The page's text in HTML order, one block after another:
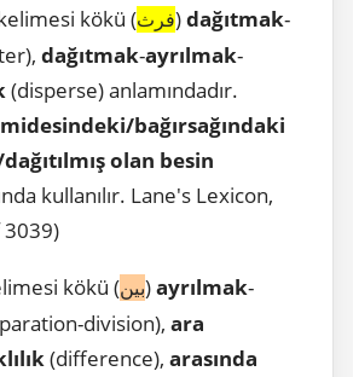
kökü (فرث)dağıtmak-
dağıtmak-ayrılmak-
(disperse) anlamındadır.
bağırsağındaki
olan besin
kullanılır. Lane's Lexicon,
3039)
kökü (بين)ayrılmak-
division), ara
(difference), arasında